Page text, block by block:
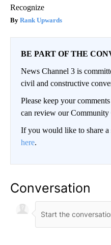
Recognize
Rank Upwards
BE PART OF THE
News Channel 3 is
civil and constructive
Please keep your
can review our
If you would like to share a
here.
Conversation